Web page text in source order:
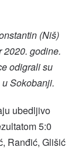
(Niš)
2020. godine.
odigrali su
Sokobanji.
ubedljivo
5:0
Ranđić, Glišić